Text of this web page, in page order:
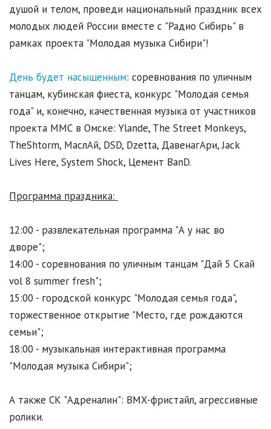
душой и телом, проведи национальный праздник всех
молодых людей России вместе с "Радио Сибирь" в
рамках проекта "Молодая музыка Сибири"!
День будет насыщенным: соревнования по уличным
танцам, кубинская фиеста, конкурс "Молодая семья
года" и, конечно, качественная музыка от участников
проекта ММС в Омске: Ylande, The Street Monkeys,
TheShtorm, МаслАй, DSD, Dzetta, ДавенагАри, Jack
Lives Here, System Shock, Цемент BanD.
Программа праздника:
12:00 - развлекательная программа "А у нас во
дворе";
14:00 - соревнования по уличным танцам "Дай 5 Скай
vol 8 summer fresh";
15:00 - городской конкурс "Молодая семья года",
торжественное открытие "Место, где рождаются
семьи";
18:00 - музыкальная интерактивная программа
"Молодая музыка Сибири";
А также СК "Адреналин": BMX-фристайл, агрессивные
ролики.